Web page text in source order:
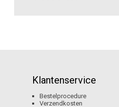
Klantenservice
Bestelprocedure
Verzendkosten